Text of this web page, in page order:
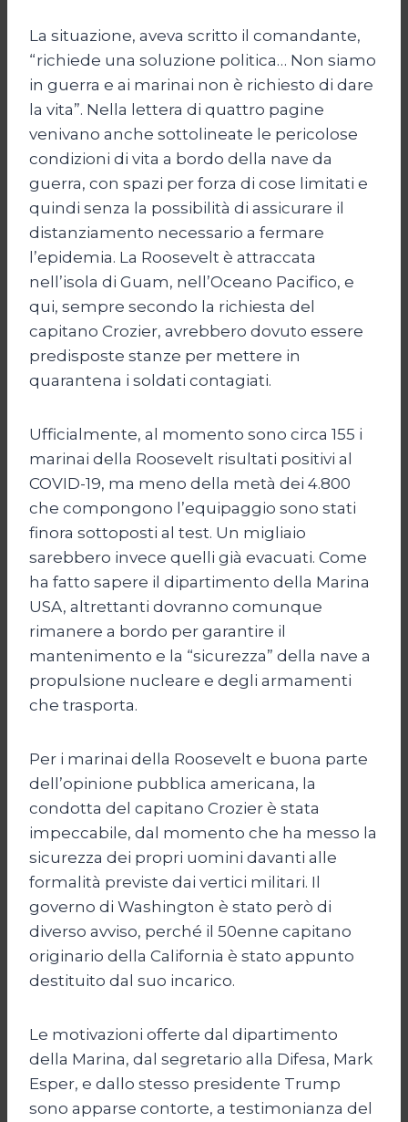
La situazione, aveva scritto il comandante,
“richiede una soluzione politica… Non siamo
in guerra e ai marinai non è richiesto di dare
la vita”. Nella lettera di quattro pagine
venivano anche sottolineate le pericolose
condizioni di vita a bordo della nave da
guerra, con spazi per forza di cose limitati e
quindi senza la possibilità di assicurare il
distanziamento necessario a fermare
l’epidemia. La Roosevelt è attraccata
nell’isola di Guam, nell’Oceano Pacifico, e
qui, sempre secondo la richiesta del
capitano Crozier, avrebbero dovuto essere
predisposte stanze per mettere in
quarantena i soldati contagiati.
Ufficialmente, al momento sono circa 155 i
marinai della Roosevelt risultati positivi al
COVID-19, ma meno della metà dei 4.800
che compongono l’equipaggio sono stati
finora sottoposti al test. Un migliaio
sarebbero invece quelli già evacuati. Come
ha fatto sapere il dipartimento della Marina
USA, altrettanti dovranno comunque
rimanere a bordo per garantire il
mantenimento e la “sicurezza” della nave a
propulsione nucleare e degli armamenti
che trasporta.
Per i marinai della Roosevelt e buona parte
dell’opinione pubblica americana, la
condotta del capitano Crozier è stata
impeccabile, dal momento che ha messo la
sicurezza dei propri uomini davanti alle
formalità previste dai vertici militari. Il
governo di Washington è stato però di
diverso avviso, perché il 50enne capitano
originario della California è stato appunto
destituito dal suo incarico.
Le motivazioni offerte dal dipartimento
della Marina, dal segretario alla Difesa, Mark
Esper, e dallo stesso presidente Trump
sono apparse contorte, a testimonianza del